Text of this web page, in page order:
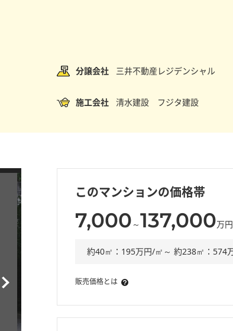
分譲会社 三井不動産レジデンシャル
施工会社 清水建設 フジタ建設
このマンションの価格帯
7,000 ～137,000万
約40㎡：195万円/㎡～ 約238㎡：574
販売価格とは